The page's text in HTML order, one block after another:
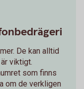
De kan alltid
viktigt.
som finns
om de verkligen